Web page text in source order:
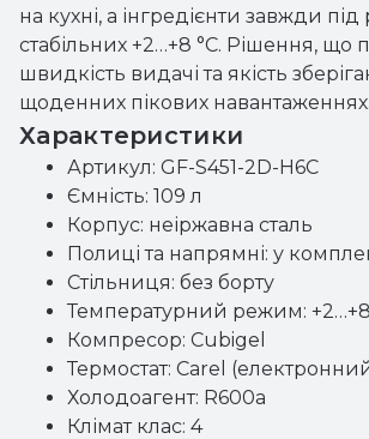
на кухні, а інгредієнти завжди
стабільних +2…+8 °C. Рішення, що
швидкість видачі та якість
щоденних пікових навантаженнях.
Характеристики
Артикул: GF-S451-2D-H6C
Ємність: 109 л
Корпус: неіржавна сталь
Полиці та напрямні: у
Стільниця: без борту
Температурний режим: +2…+8
Компресор: Cubigel
Термостат: Carel
Холодоагент: R600a
Клімат клас: 4